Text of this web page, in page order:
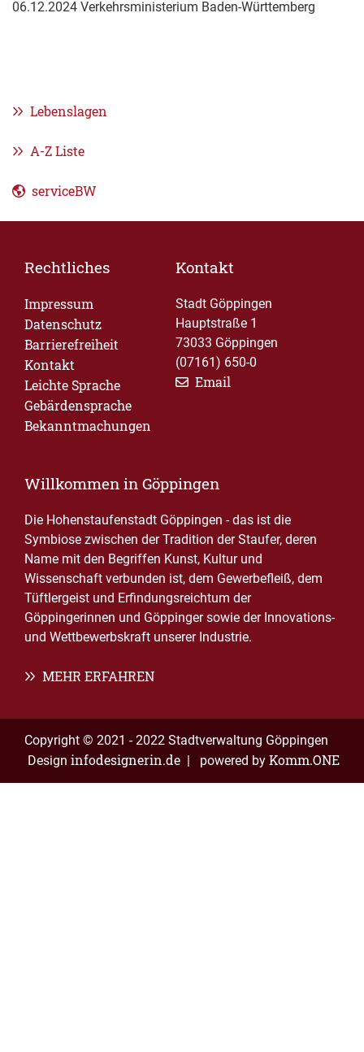
06.12.2024 Verkehrsministerium Baden-Württemberg
Lebenslagen
A-Z Liste
serviceBW
Rechtliches
Impressum
Datenschutz
Barrierefreiheit
Kontakt
Leichte Sprache
Gebärdensprache
Bekanntmachungen
Kontakt
Stadt Göppingen
Hauptstraße 1
73033 Göppingen
(07161) 650-0
Email
Willkommen in Göppingen
Die Hohenstaufenstadt Göppingen - das ist die
Symbiose zwischen der Tradition der Staufer, deren
Name mit den Begriffen Kunst, Kultur und
Wissenschaft verbunden ist, dem Gewerbefleiß, dem
Tüftlergeist und Erfindungsreichtum der
Göppingerinnen und Göppinger sowie der Innovations-
und Wettbewerbskraft unserer Industrie.
MEHR ERFAHREN
Copyright © 2021 - 2022 Stadtverwaltung Göppingen
Design infodesignerin.de | powered by Komm.ONE